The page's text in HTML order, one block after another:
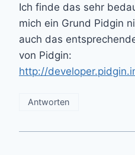
Ich finde das sehr
mich ein Grund Pidgin
auch das
von Pidgin:
http://
Antworten